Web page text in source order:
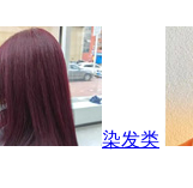
染发类